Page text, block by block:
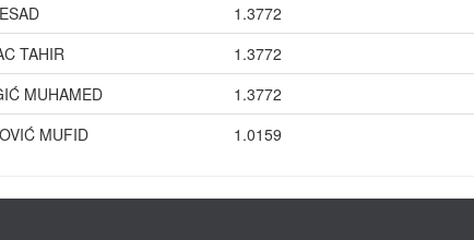
1.3772
TAHIR 1.3772
MUHAMED 1.3772
MUFID 1.0159